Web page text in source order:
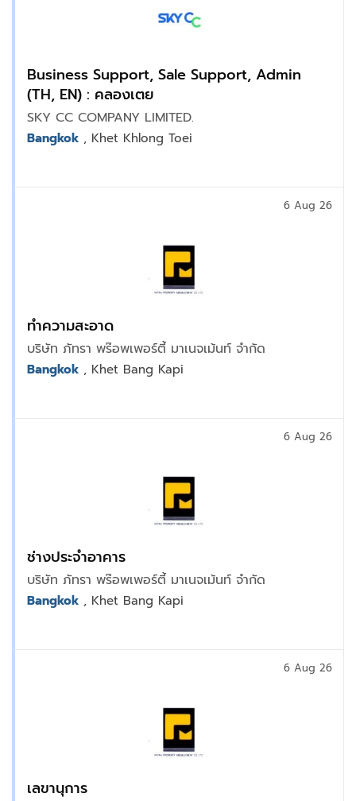
Business Support, Sale Support, Admin
(TH, EN) : คลองเตย
SKY CC COMPANY LIMITED.
Bangkok , Khet Khlong Toei
ทำความสะอาด
บริษัท ภัทรา พร๊อพเพอร์ตี้ มาเนจเม้นท์ จำกัด
6 Aug 26
Bangkok , Khet Bang Kapi
ช่างประจำอาคาร
บริษัท ภัทรา พร๊อพเพอร์ตี้ มาเนจเม้นท์ จำกัด
6 Aug 26
Bangkok , Khet Bang Kapi
เลขานุการ
6 Aug 26